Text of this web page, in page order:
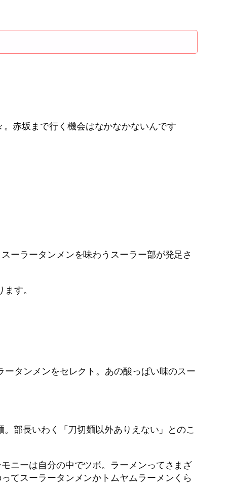
赤坂まで行く機会はなかなかないんです
ラータンメンを味わうスーラー部が発足さ
す。
タンメンをセレクト。あの酸っぱい味のスー
部長いわく「刀切麺以外ありえない」とのこ
ニーは自分の中でツボ。ラーメンってさまざ
てスーラータンメンかトムヤムラーメンくら